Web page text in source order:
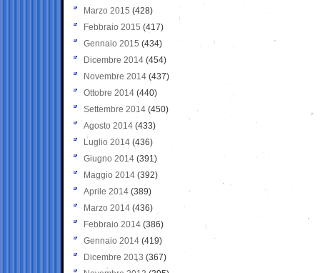
Marzo 2015 (428)
Febbraio 2015 (417)
Gennaio 2015 (434)
Dicembre 2014 (454)
Novembre 2014 (437)
Ottobre 2014 (440)
Settembre 2014 (450)
Agosto 2014 (433)
Luglio 2014 (436)
Giugno 2014 (391)
Maggio 2014 (392)
Aprile 2014 (389)
Marzo 2014 (436)
Febbraio 2014 (386)
Gennaio 2014 (419)
Dicembre 2013 (367)